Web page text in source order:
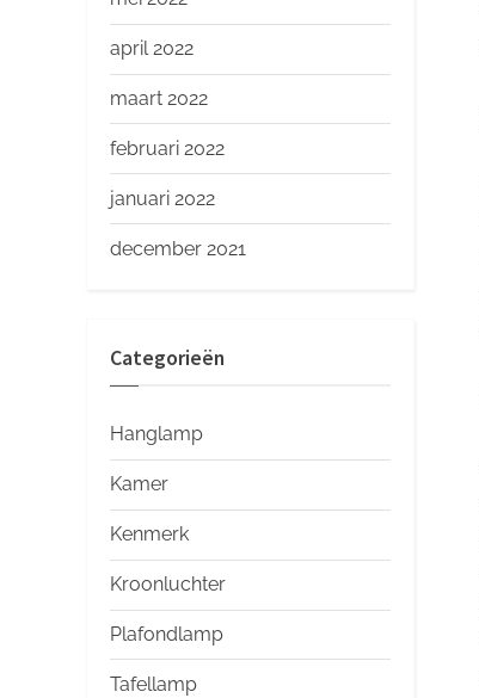
april 2022
maart 2022
februari 2022
januari 2022
december 2021
Categorieën
Hanglamp
Kamer
Kenmerk
Kroonluchter
Plafondlamp
Tafellamp